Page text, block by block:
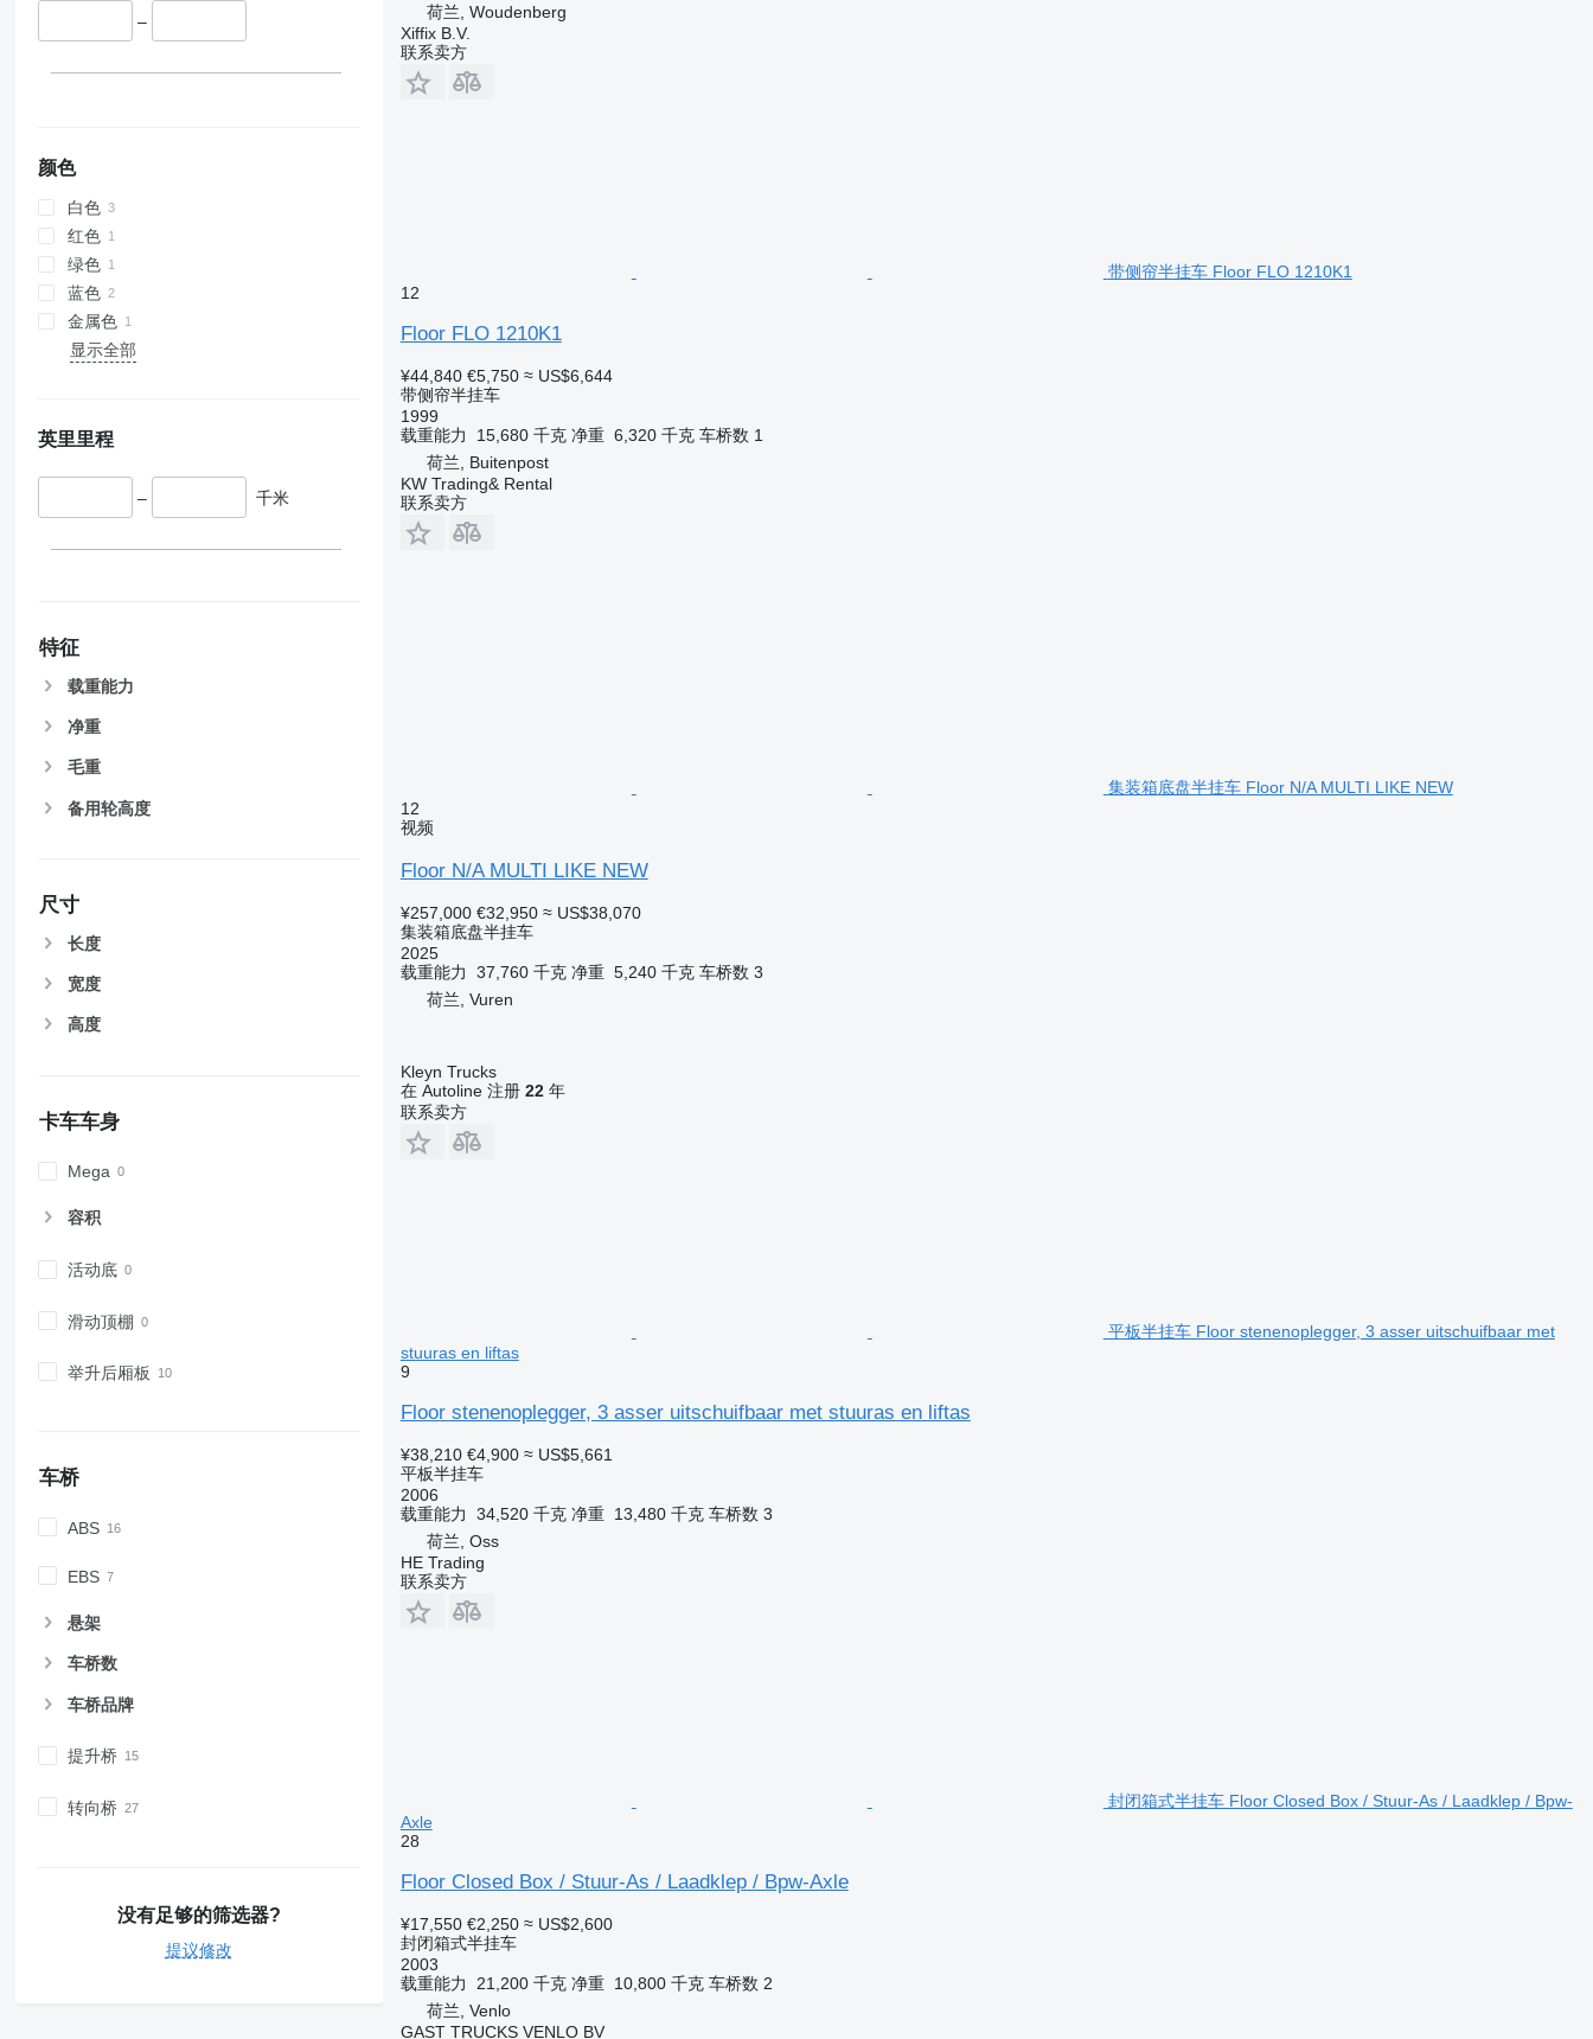
–
颜色
白色
红色
绿色
蓝色
金属色
显示全部
英里里程
– 千米
特征
载重能力
净重
毛重
备用轮高度
尺寸
长度
宽度
高度
卡车车身
Mega
容积
活动底
滑动顶棚
举升后厢板
车桥
ABS
EBS
悬架
车桥数
车桥品牌
提升桥
转向桥
没有足够的筛选器?
提议修改
荷兰, Woudenberg
Xiffix B.V.
联系卖方
带侧帘半挂车 Floor FLO 1210K1
12
Floor FLO 1210K1
¥44,840 €5,750 ≈ US$6,644
带侧帘半挂车
1999
载重能力
15,680 千克 净重 6,320 千克 车桥数 1
荷兰, Buitenpost
KW Trading& Rental
联系卖方
集装箱底盘半挂车 Floor N/A MULTI LIKE NEW
12
视频
Floor N/A MULTI LIKE NEW
¥257,000 €32,950 ≈ US$38,070
集装箱底盘半挂车
2025
载重能力
37,760 千克 净重 5,240 千克 车桥数 3
荷兰, Vuren
Kleyn Trucks
在 Autoline 注册 22年
联系卖方
平板半挂车 Floor stenenoplegger, 3 asser uitschuifbaar met
stuuras en liftas
9
Floor stenenoplegger, 3 asser uitschuifbaar met stuuras en liftas
¥38,210 €4,900 ≈ US$5,661
平板半挂车
2006
载重能力
34,520 千克 净重 13,480 千克 车桥数 3
荷兰, Oss
HE Trading
联系卖方
封闭箱式半挂车 Floor Closed Box / Stuur-As / Laadklep / Bpw-
Axle
28
Floor Closed Box / Stuur-As / Laadklep / Bpw-Axle
¥17,550 €2,250 ≈ US$2,600
封闭箱式半挂车
2003
载重能力
21,200 千克 净重 10,800 千克 车桥数 2
荷兰, Venlo
GAST TRUCKS VENLO BV